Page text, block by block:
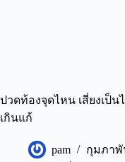
ปวดท้องจุดไหน เสี่ยงเป็
เกินแก้
pam
กุมภาพั